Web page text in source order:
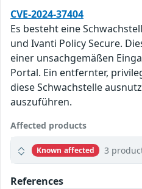
CVE-2024-37404
Es besteht eine
und Ivanti Policy Secure.
einer unsachgemäßen
Portal. Ein entfernter,
diese Schwachstelle
auszuführen.
Affected products
Known affected 3
References